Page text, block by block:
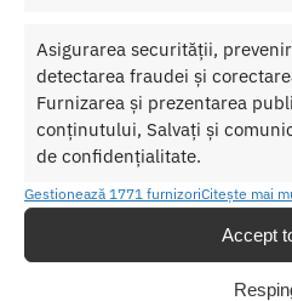
Asigurarea securității,
detectarea fraudei și
Furnizarea și prezentarea
conținutului, Salvați și
de confidențialitate.
Gestionează 1771 furnizoriCitește mai
Accept
Categorii: FETISH
Etichetă: Bad Kitty
Produse similare